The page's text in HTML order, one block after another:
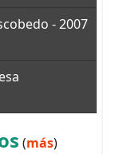
- 2007
(más)